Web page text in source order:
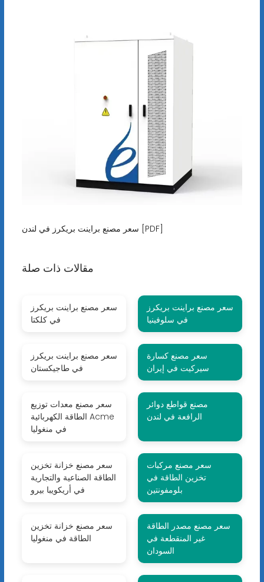
سعر مصنع براينت بريكرز في لندن [PDF]
مقالات ذات صلة
سعر مصنع براينت بريكرز
في كلكتا
سعر مصنع براينت بريكرز
في سلوفينيا
سعر مصنع براينت بريكرز
في طاجيكستان
سعر مصنع كسارة
سيركيت في إيران
سعر مصنع معدات توزيع
الطاقة الكهربائية Acme
في منغوليا
مصنع قواطع دوائر
الرافعة في لندن
سعر مصنع خزانة تخزين
الطاقة الصناعية والتجارية
في أريكويبا بيرو
سعر مصنع مركبات
تخزين الطاقة في
بلومفونتين
سعر مصنع خزانة تخزين
الطاقة في منغوليا
سعر مصنع مصدر الطاقة
غير المنقطعة في
السودان